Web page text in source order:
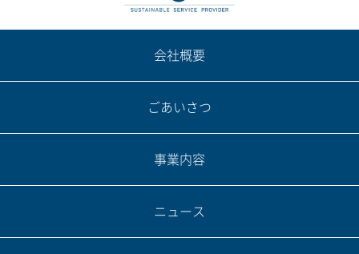
会社概要
ごあいさつ
事業内容
ニュース